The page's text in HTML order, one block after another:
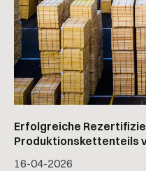
Erfolgreiche
Produktionskettenteils
16-04-2026